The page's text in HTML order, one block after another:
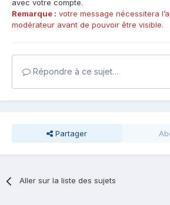
avec votre compte.
Remarque : votre message nécessitera
modérateur avant de pouvoir être visible.
Répondre à ce sujet…
Partager
Aller sur la liste des sujets